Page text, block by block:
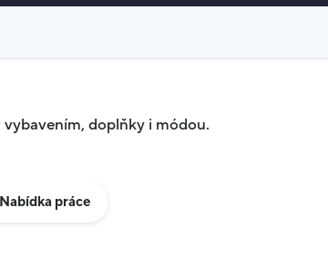
doplňky i módou.
Nabídka práce